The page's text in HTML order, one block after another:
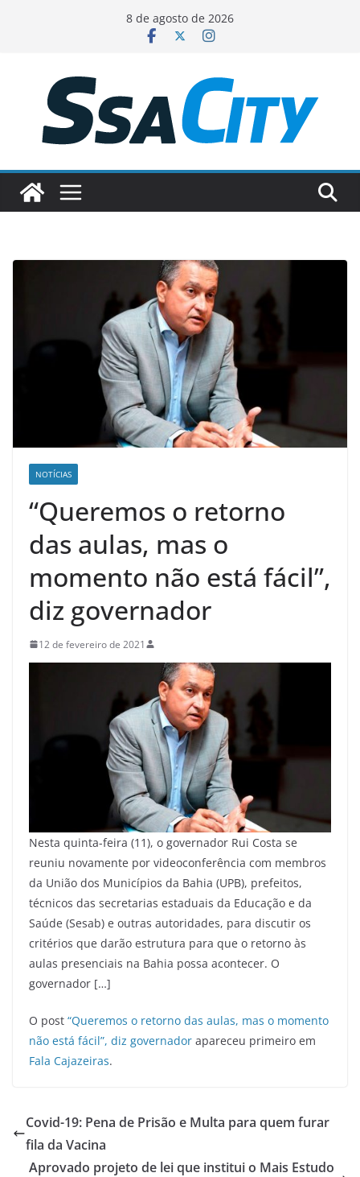
conteúdo
8 de agosto de 2026
NOTÍCIAS
“Queremos o retorno
das aulas, mas o
momento não está fácil”,
diz governador
12 de fevereiro de 2021
Nesta quinta-feira (11), o governador Rui Costa se
reuniu novamente por videoconferência com membros
da União dos Municípios da Bahia (UPB), prefeitos,
técnicos das secretarias estaduais da Educação e da
Saúde (Sesab) e outras autoridades, para discutir os
critérios que darão estrutura para que o retorno às
aulas presenciais na Bahia possa acontecer. O
governador […]
O post “Queremos o retorno das aulas, mas o momento
não está fácil”, diz governador apareceu primeiro em
Fala Cajazeiras.
Covid-19: Pena de Prisão e Multa para quem furar
fila da Vacina
Aprovado projeto de lei que institui o Mais Estudo